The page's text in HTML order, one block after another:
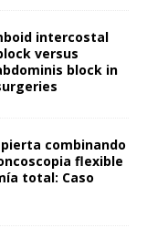
intercostal
versus
block in
combinando
flexible
total: Caso